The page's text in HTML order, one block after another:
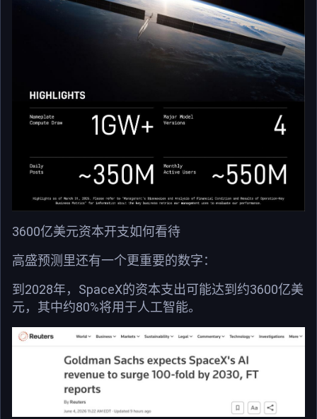
3600亿美元资本开支如何看待
高盛预测里还有一个更重要的数字：
到2028年，SpaceX的资本支出可能达到约3600亿美
元，其中约80%将用于人工智能。